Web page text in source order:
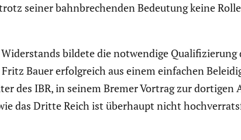
seiner bahnbre­chenden Bedeutung keine
bildete die notwen­dige
Bauer erfolg­reich aus einem einfachen
des IBR, in seinem Bremer Vortrag zur
das Dritte Reich ist überhaupt nicht